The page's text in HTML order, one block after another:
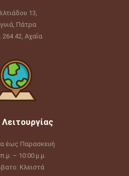
13,
Πάτρα
264 42, Αχαΐα
έως Παρασκευή
– 10:00 μ.μ.
Κλειστά